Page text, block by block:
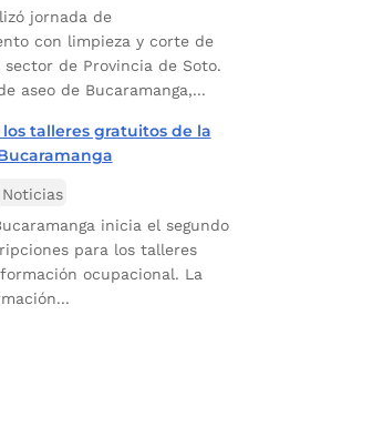
jornada de
con limpieza y corte de
de Provincia de Soto.
aseo de Bucaramanga,...
los talleres gratuitos de la
Noticias
inicia el segundo
para los talleres
ocupacional. La